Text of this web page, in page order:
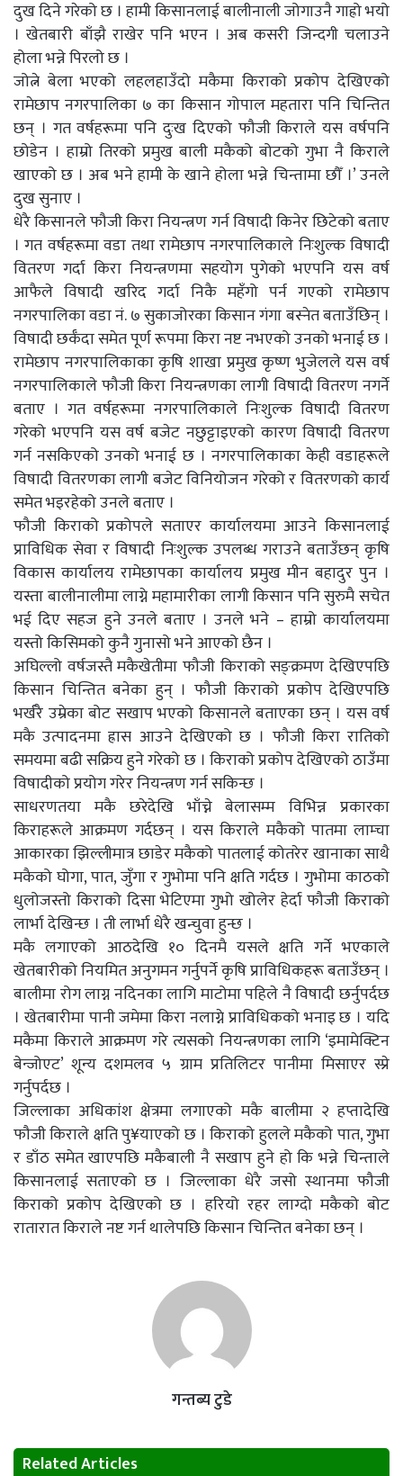
दुख दिने गरेको छ । हामी किसानलाई बालीनाली जोगाउनै गाह्रो भयो
। खेतबारी बाँझै राखेर पनि भएन । अब कसरी जिन्दगी चलाउने
होला भन्ने पिरलो छ ।
जोत्ने बेला भएको लहलहाउँदो मकैमा किराको प्रकोप देखिएको
रामेछाप नगरपालिका ७ का किसान गोपाल महतारा पनि चिन्तित
छन् । गत वर्षहरूमा पनि दुःख दिएको फौजी किराले यस वर्षपनि
छोडेन । हाम्रो तिरको प्रमुख बाली मकैको बोटको गुभा नै किराले
खाएको छ । अब भने हामी के खाने होला भन्ने चिन्तामा छौँ ।’ उनले
दुख सुनाए ।
धेरै किसानले फौजी किरा नियन्त्रण गर्न विषादी किनेर छिटेको बताए
। गत वर्षहरूमा वडा तथा रामेछाप नगरपालिकाले निःशुल्क विषादी
वितरण गर्दा किरा नियन्त्रणमा सहयोग पुगेको भएपनि यस वर्ष
आफैले विषादी खरिद गर्दा निकै महँगो पर्न गएको रामेछाप
नगरपालिका वडा नं. ७ सुकाजोरका किसान गंगा बस्नेत बताउँछिन् ।
विषादी छर्कँदा समेत पूर्ण रूपमा किरा नष्ट नभएको उनको भनाई छ ।
रामेछाप नगरपालिकाका कृषि शाखा प्रमुख कृष्ण भुजेलले यस वर्ष
नगरपालिकाले फौजी किरा नियन्त्रणका लागी विषादी वितरण नगर्ने
बताए । गत वर्षहरूमा नगरपालिकाले निःशुल्क विषादी वितरण
गरेको भएपनि यस वर्ष बजेट नछुट्टाइएको कारण विषादी वितरण
गर्न नसकिएको उनको भनाई छ । नगरपालिकाका केही वडाहरूले
विषादी वितरणका लागी बजेट विनियोजन गरेको र वितरणको कार्य
समेत भइरहेको उनले बताए ।
फौजी किराको प्रकोपले सताएर कार्यालयमा आउने किसानलाई
प्राविधिक सेवा र विषादी निःशुल्क उपलब्ध गराउने बताउँछन् कृषि
विकास कार्यालय रामेछापका कार्यालय प्रमुख मीन बहादुर पुन ।
यस्ता बालीनालीमा लाग्ने महामारीका लागी किसान पनि सुरुमै सचेत
भई दिए सहज हुने उनले बताए । उनले भने – हाम्रो कार्यालयमा
यस्तो किसिमको कुनै गुनासो भने आएको छैन ।
अघिल्लो वर्षजस्तै मकैखेतीमा फौजी किराको सङ्क्रमण देखिएपछि
किसान चिन्तित बनेका हुन् । फौजी किराको प्रकोप देखिएपछि
भर्खरै उम्रेका बोट सखाप भएको किसानले बताएका छन् । यस वर्ष
मकै उत्पादनमा ह्रास आउने देखिएको छ । फौजी किरा रातिको
समयमा बढी सक्रिय हुने गरेको छ । किराको प्रकोप देखिएको ठाउँमा
विषादीको प्रयोग गरेर नियन्त्रण गर्न सकिन्छ ।
साधरणतया मकै छरेदेखि भाँच्ने बेलासम्म विभिन्न प्रकारका
किराहरूले आक्रमण गर्दछन् । यस किराले मकैको पातमा लाम्चा
आकारका झिल्लीमात्र छाडेर मकैको पातलाई कोतरेर खानाका साथै
मकैको घोगा, पात, जुँगा र गुभोमा पनि क्षति गर्दछ । गुभोमा काठको
धुलोजस्तो किराको दिसा भेटिएमा गुभो खोलेर हेर्दा फौजी किराको
लार्भा देखिन्छ । ती लार्भा धेरै खन्चुवा हुन्छ ।
मकै लगाएको आठदेखि १० दिनमै यसले क्षति गर्ने भएकाले
खेतबारीको नियमित अनुगमन गर्नुपर्ने कृषि प्राविधिकहरू बताउँछन् ।
बालीमा रोग लाग्न नदिनका लागि माटोमा पहिले नै विषादी छर्नुपर्दछ
। खेतबारीमा पानी जमेमा किरा नलाग्ने प्राविधिकको भनाइ छ । यदि
मकैमा किराले आक्रमण गरे त्यसको नियन्त्रणका लागि ‘इमामेक्टिन
बेन्जोएट’ शून्य दशमलव ५ ग्राम प्रतिलिटर पानीमा मिसाएर स्प्रे
गर्नुपर्दछ ।
जिल्लाका अधिकांश क्षेत्रमा लगाएको मकै बालीमा २ हप्तादेखि
फौजी किराले क्षति पु¥याएको छ । किराको हुलले मकैको पात, गुभा
र डाँठ समेत खाएपछि मकैबाली नै सखाप हुने हो कि भन्ने चिन्ताले
किसानलाई सताएको छ । जिल्लाका धेरै जसो स्थानमा फौजी
किराको प्रकोप देखिएको छ । हरियो रहर लाग्दो मकैको बोट
रातारात किराले नष्ट गर्न थालेपछि किसान चिन्तित बनेका छन् ।
गन्तब्य टुडे
Related Articles